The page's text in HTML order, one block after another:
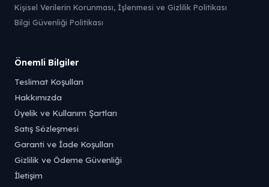
Kişisel Verilerin Korunması, İşlenmesi ve Gizlilik Politikası
Bilgi Güvenliği Politikası
Önemli Bilgiler
Teslimat Koşulları
Hakkımızda
Üyelik ve Kullanım Şartları
Satış Sözleşmesi
Garanti ve İade Koşulları
Gizlilik ve Ödeme Güvenliği
İletişim